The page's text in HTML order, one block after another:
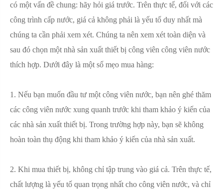
có một vấn đề chung: hãy hỏi giá trước. Trên thực tế, đối với các
công trình cấp nước, giá cả không phải là yếu tố duy nhất mà
chúng ta cần phải xem xét. Chúng ta nên xem xét toàn diện và
sau đó chọn một nhà sản xuất thiết bị công viên công viên nước
thích hợp. Dưới đây là một số mẹo mua hàng:
1. Nếu bạn muốn đầu tư một công viên nước, bạn nên ghé thăm
các công viên nước xung quanh trước khi tham khảo ý kiến ​​của
các nhà sản xuất thiết bị. Trong trường hợp này, bạn sẽ không
hoàn toàn thụ động khi tham khảo ý kiến ​​của nhà sản xuất.
2. Khi mua thiết bị, không chỉ tập trung vào giá cả. Trên thực tế,
chất lượng là yếu tố quan trọng nhất cho công viên nước, và chỉ